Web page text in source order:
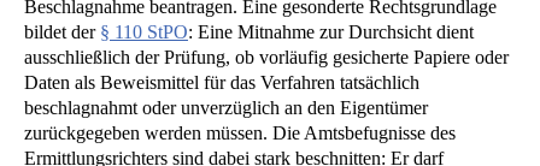
Beschlagnahme beantragen. Eine gesonderte Rechtsgrundlage
bildet der § 110 StPO: Eine Mitnahme zur Durchsicht dient
ausschließlich der Prüfung, ob vorläufig gesicherte Papiere oder
Daten als Beweismittel für das Verfahren tatsächlich
beschlagnahmt oder unverzüglich an den Eigentümer
zurückgegeben werden müssen. Die Amtsbefugnisse des
Ermittlungsrichters sind dabei stark beschnitten: Er darf